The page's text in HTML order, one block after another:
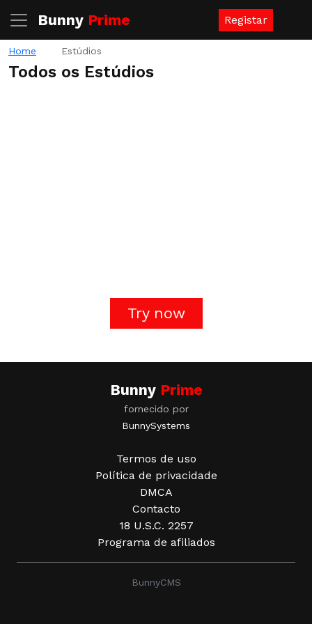
Bunny Prime Registar
Home Estúdios
Todos os Estúdios
Try now
Bunny Prime
fornecido por
BunnySystems
Termos de uso
Política de privacidade
DMCA
Contacto
18 U.S.C. 2257
Programa de afiliados
BunnyCMS